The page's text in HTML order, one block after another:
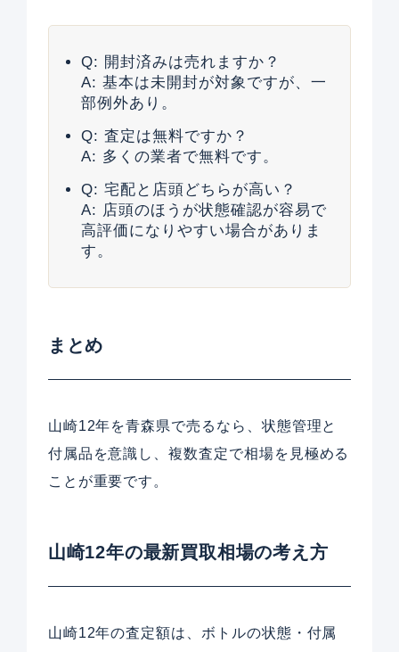
Q: 開封済みは売れますか？
A: 基本は未開封が対象ですが、一
部例外あり。
Q: 査定は無料ですか？
A: 多くの業者で無料です。
Q: 宅配と店頭どちらが高い？
A: 店頭のほうが状態確認が容易で
高評価になりやすい場合がありま
す。
まとめ
山崎12年を青森県で売るなら、状態管理と
付属品を意識し、複数査定で相場を見極める
ことが重要です。
山崎12年の最新買取相場の考え方
山崎12年の査定額は、ボトルの状態・付属